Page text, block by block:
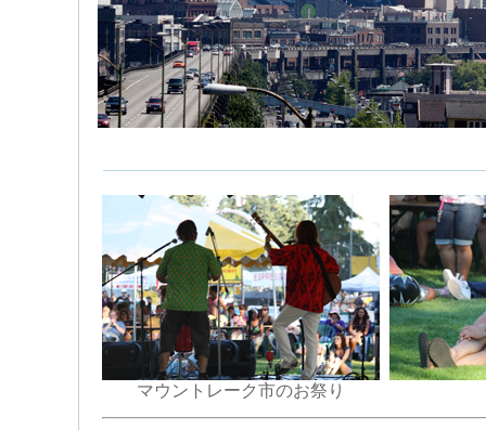
マウントレーク市のお祭り